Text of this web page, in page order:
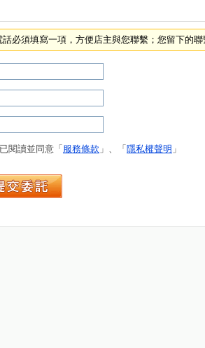
話必須填寫一項，方便店主與您聯繫；您留下的
閱讀並同意「 服務條款 」、「 隱私權聲明 」